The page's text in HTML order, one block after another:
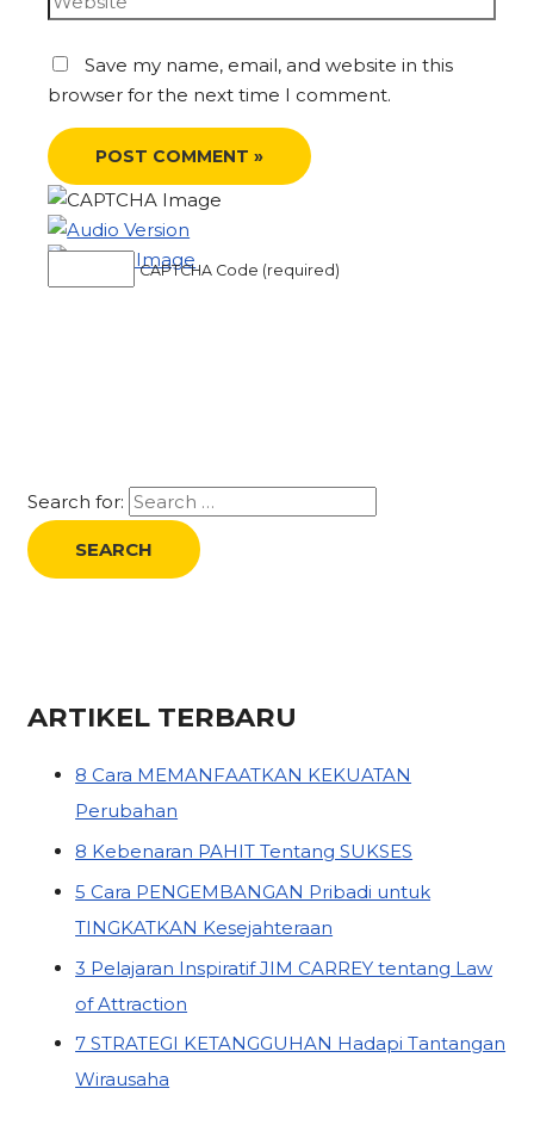
Save my name, email, and website in this
browser for the next time I comment.
CAPTCHA Code (required)
Search for:
ARTIKEL TERBARU
8 Cara MEMANFAATKAN KEKUATAN
Perubahan
8 Kebenaran PAHIT Tentang SUKSES
5 Cara PENGEMBANGAN Pribadi untuk
TINGKATKAN Kesejahteraan
3 Pelajaran Inspiratif JIM CARREY tentang Law
of Attraction
7 STRATEGI KETANGGUHAN Hadapi Tantangan
Wirausaha